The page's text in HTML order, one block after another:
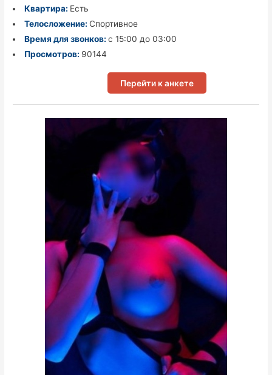
Квартира: Есть
Телосложение: Спортивное
Время для звонков: с 15:00 до 03:00
Просмотров: 90144
Перейти к анкете